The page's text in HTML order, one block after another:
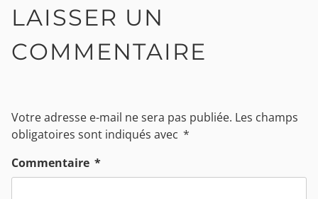
LAISSER UN
COMMENTAIRE
Votre adresse e-mail ne sera pas publiée. Les champs
obligatoires sont indiqués avec *
Commentaire *